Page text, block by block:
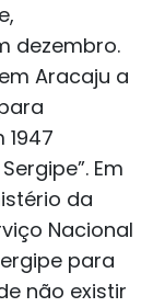
dezembro.
Aracaju a
Em
da
Nacional
para
não existir